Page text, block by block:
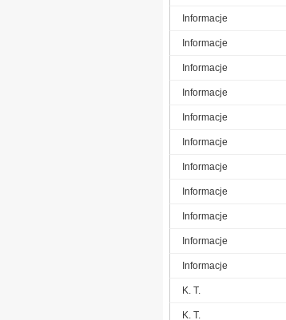
Informacje
Informacje
Informacje
Informacje
Informacje
Informacje
Informacje
Informacje
Informacje
Informacje
Informacje
K. T.
K. T.